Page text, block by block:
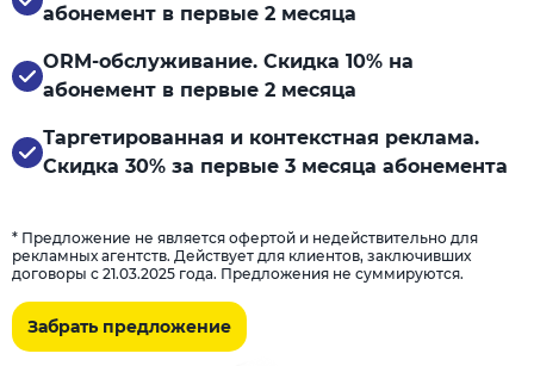
абонемент в первые 2 месяца
ORM-обслуживание. Скидка 10% на
абонемент в первые 2 месяца
Таргетированная и контекстная реклама.
Скидка 30% за первые 3 месяца абонемента
* Предложение не является офертой и недействительно для
рекламных агентств. Действует для клиентов, заключивших
договоры с 21.03.2025 года. Предложения не суммируются.
Забрать предложение